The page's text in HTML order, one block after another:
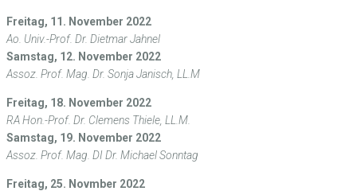
Freitag, 11. November 2022
Ao. Univ.-Prof. Dr. Dietmar Jahnel
Samstag, 12. November 2022
Assoz. Prof. Mag. Dr. Sonja Janisch, LL.M
Freitag, 18. November 2022
RA Hon.-Prof. Dr. Clemens Thiele, LL.M.
Samstag, 19. November 2022
Assoz. Prof. Mag. DI Dr. Michael Sonntag
Freitag, 25. Novmber 2022